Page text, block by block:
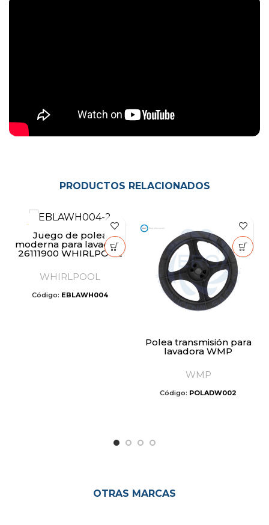
PRODUCTOS RELACIONADOS
Juego de polea
moderna para lavadora
26111900 WHIRLPOOL
WHIRLPOOL
Código: EBLAWH004
Polea transmisión para
lavadora WMP
WMP
Código: POLADW002
OTRAS MARCAS